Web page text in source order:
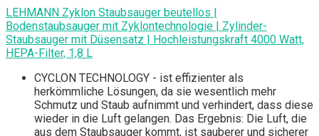
LEHMANN Zyklon Staubsauger beutellos |
Bodenstaubsauger mit Zyklontechnologie | Zylinder-
Staubsauger mit Düsensatz | Hochleistungskraft 4000 Watt,
HEPA-Filter, 1,8 L
CYCLON TECHNOLOGY - ist effizienter als
herkömmliche Lösungen, da sie wesentlich mehr
Schmutz und Staub aufnimmt und verhindert, dass diese
wieder in die Luft gelangen. Das Ergebnis: Die Luft, die
aus dem Staubsauger kommt, ist sauberer und sicherer